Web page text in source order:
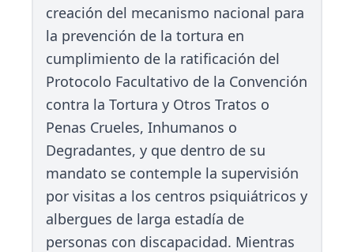
creación del mecanismo nacional para
la prevención de la tortura en
cumplimiento de la ratificación del
Protocolo Facultativo de la Convención
contra la Tortura y Otros Tratos o
Penas Crueles, Inhumanos o
Degradantes, y que dentro de su
mandato se contemple la supervisión
por visitas a los centros psiquiátricos y
albergues de larga estadía de
personas con discapacidad. Mientras